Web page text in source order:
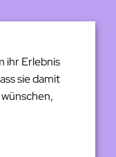
ihr Erlebnis
sie damit